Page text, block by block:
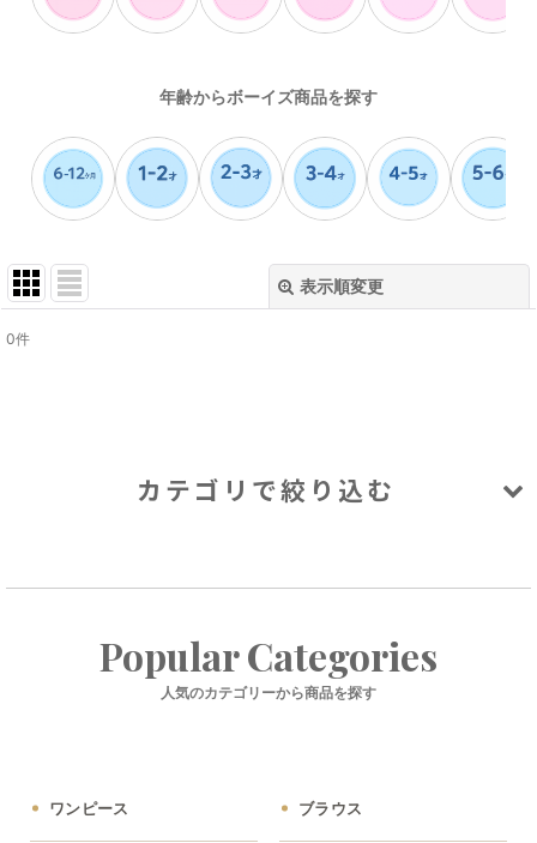
年齢からボーイズ商品を探す
表示順変更
サブカテゴリ
0件
カテゴリで絞り込む
アウトレット (全てのアイテム)
ガールズアウトレット
ボーイズアウトレット
Popular Categories
人気のカテゴリーから商品を探す
ワンピース ブラウス